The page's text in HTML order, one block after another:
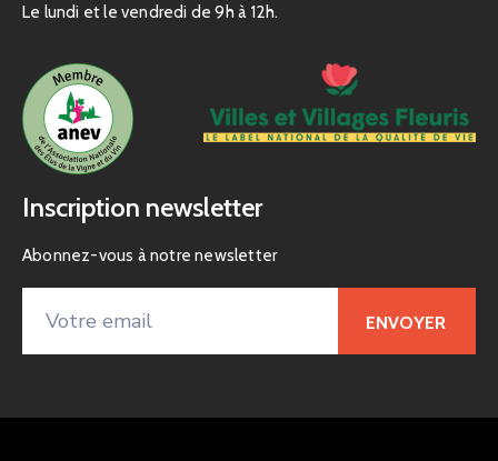
Le lundi et le vendredi de 9h à 12h.
Inscription newsletter
Abonnez-vous à notre newsletter